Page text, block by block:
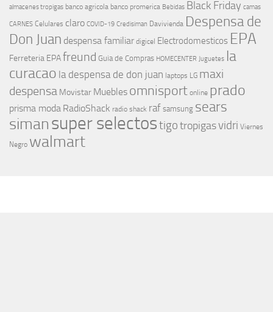
almacenes tropigas banco agricola banco promerica Bebidas Black Friday camas
CARNES Celulares claro COVID-19 Credisiman Davivienda Despensa de
Don Juan despensa familiar digicel Electrodomesticos EPA
Ferreteria EPAfreund Guia de Compras HOMECENTER Juguetes la
curacao la despensa de don juan laptops LG maxi
despensa Movistar Muebles omnisport online prado
prisma moda RadioShack radio shack raf samsung sears
simansuper selectostigotropigasvidri Viernes
Negro walmart